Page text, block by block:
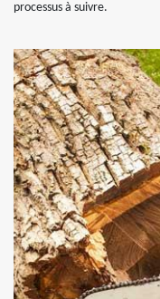
processus à suivre.